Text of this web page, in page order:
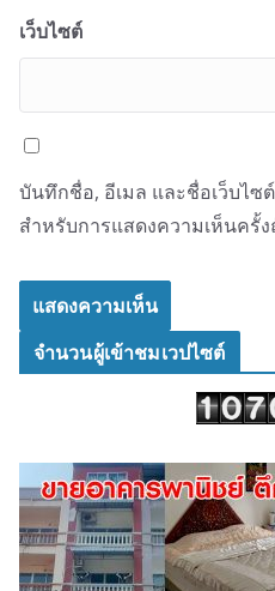
เว็บไซต์
บันทึกชื่อ, อีเมล และชื่อเว็บไซ
สำหรับการแสดงความเห็นครั้
จำนวนผู้เข้าชมเวปไซต์